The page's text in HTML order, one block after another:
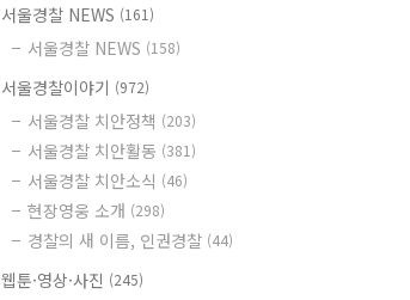
서울경찰 NEWS (161)
서울경찰 NEWS (158)
서울경찰이야기 (972)
서울경찰 치안정책 (203)
서울경찰 치안활동 (381)
서울경찰 치안소식 (46)
현장영웅 소개 (298)
경찰의 새 이름, 인권경찰 (44)
웹툰·영상·사진 (245)